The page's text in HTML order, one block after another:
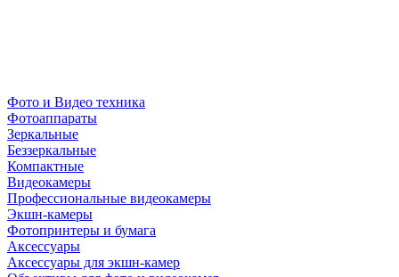
Фото и Видео техника
Фотоаппараты
Зеркальные
Беззеркальные
Компактные
Видеокамеры
Профессиональные видеокамеры
Экшн-камеры
Фотопринтеры и бумага
Аксессуары
Аксессуары для экшн-камер